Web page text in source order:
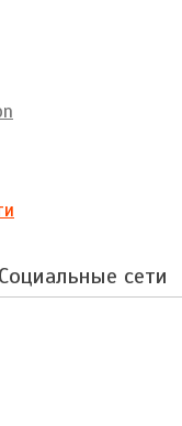
Социальные сети